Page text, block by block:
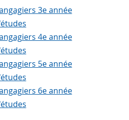
3e année
4e année
5e année
6e année